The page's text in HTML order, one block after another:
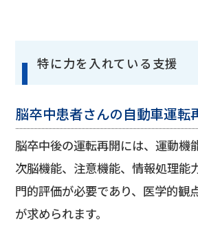
特に力を入れている支援
脳卒中患者さんの自動車運転
脳卒中後の運転再開には、運動機
次脳機能、注意機能、情報処理能
門的評価が必要であり、医学的観
が求められます。